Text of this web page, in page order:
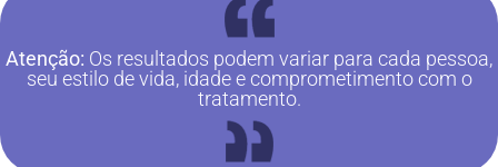
Atenção: Os resultados podem variar para cada pessoa,
seu estilo de vida, idade e comprometimento com o
tratamento.